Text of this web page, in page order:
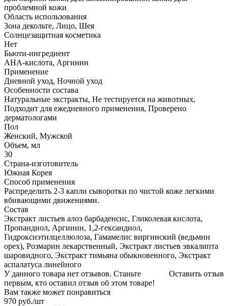
проблемной кожи
Область использования
Зона декольте, Лицо, Шея
Солнцезащитная косметика
Нет
Бьюти-ингредиент
AHA-кислота, Аргинин
Применение
Дневной уход, Ночной уход
Особенности состава
Натуральные экстракты, Не тестируется на животных,
Подходит для ежедневного применения, Проверено
дерматологами
Пол
Женский, Мужской
Объем, мл
30
Страна-изготовитель
Южная Корея
Способ применения
Распределить 2-3 капли сыворотки по чистой коже легкими
вбивающими движениями.
Состав
Экстракт листьев алоэ барбаденсис, Гликолевая кислота,
Пропандиол, Аргинин, 1,2-гександиол,
Гидроксиэтилцеллюлоза, Гамамелис виргинский (ведьмин
орех), Розмарин лекарственный, Экстракт листьев эвкалипта
шаровидного, Экстракт тимьяна обыкновенного, Экстракт
аспалатуса линейного
Оставить отзыв
У данного товара нет отзывов. Станьте
первым, кто оставил отзыв об этом товаре!
Вам также может понравиться
970 руб./шт